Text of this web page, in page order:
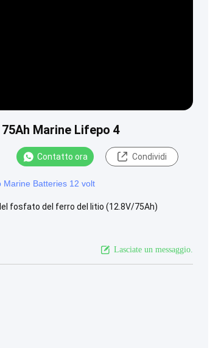
Marine Lifepo 4
Contatto ora Condividi
Marine Batteries 12 volt
fosfato del ferro del litio (12.8V/75Ah)
Lasciate un messaggio.